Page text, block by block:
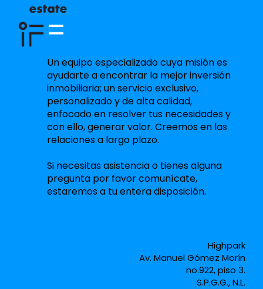
Un equipo especializado cuya misión es
ayudarte a encontrar la mejor inversión
inmobiliaria; un servicio exclusivo,
personalizado y de alta calidad,
enfocado en resolver tus necesidades y
con ello, generar valor. Creemos en las
relaciones a largo plazo.
Si necesitas asistencia o tienes alguna
pregunta por favor comunícate,
estaremos a tu entera disposición.
Highpark
Av. Manuel Gómez Morín
no.922, piso 3.
S.P.G.G., N.L.